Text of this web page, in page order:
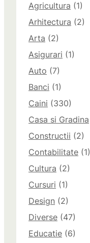
Agricultura (1)
Arhitectura (2)
Arta (2)
Asigurari (1)
Auto (7)
Banci (1)
Caini (330)
Casa si Gradina
Constructii (2)
Contabilitate (1)
Cultura (2)
Cursuri (1)
Design (2)
Diverse (47)
Educatie (6)